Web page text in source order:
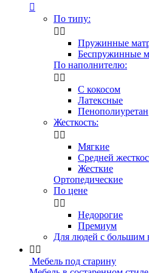

По типу:
 
Пружинные
Беспружинные
По наполнителю:
 
С кокосом
Латексные
Пенополиуретан
Жесткость:
 
Мягкие
Средней
Жесткие
Ортопедические
По цене
 
Недорогие
Премиум
Для людей с большим
 
Мебель под старину